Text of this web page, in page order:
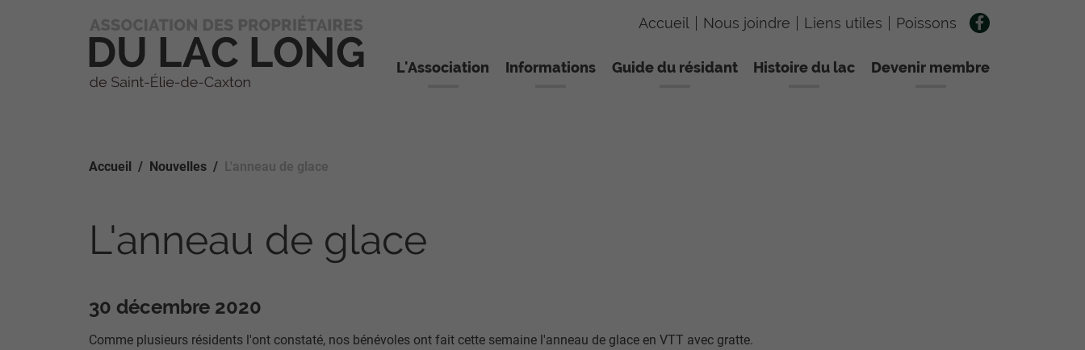
Accueil Nous joindre Liens utiles Poissons
L'Association Informations Guide du résidant Histoire du lac Devenir membre
Accueil Nouvelles L'anneau de glace
L'anneau de glace
30 décembre 2020
Comme plusieurs résidents l'ont constaté, nos bénévoles ont fait cette semaine l'anneau de glace en VTT avec gratte.